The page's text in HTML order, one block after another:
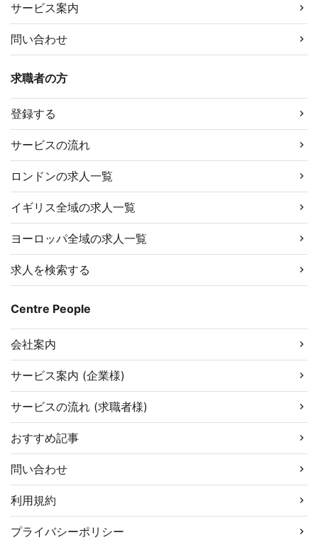
サービス案内
問い合わせ
求職者の方
登録する
サービスの流れ
ロンドンの求人一覧
イギリス全域の求人一覧
ヨーロッパ全域の求人一覧
求人を検索する
Centre People
会社案内
サービス案内 (企業様)
サービスの流れ (求職者様)
おすすめ記事
問い合わせ
利用規約
プライバシーポリシー